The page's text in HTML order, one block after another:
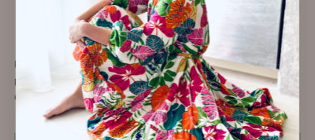
cartamodello in modo che tu possa cucire in piena
autonomia il tuo pantalone palazzo!
Per realizzare il capo potrai scegliere il tessuto che più ti
piace acquistandolo direttamente allo stand al tuo arrivo!(
circa 2 mt)